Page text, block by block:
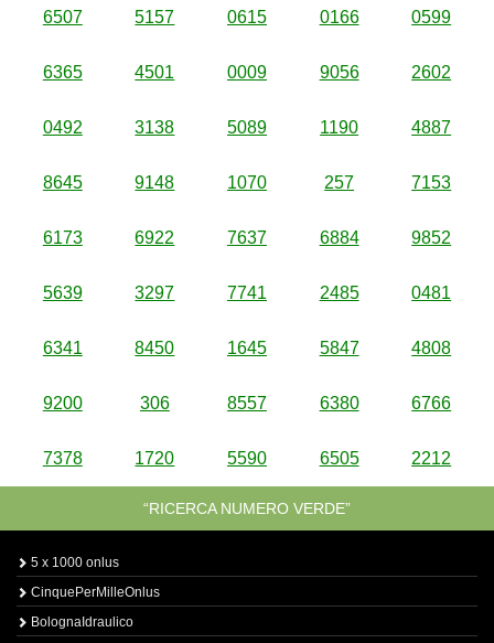
6507 5157 0615 0166 0599
6365 4501 0009 9056 2602
0492 3138 5089 1190 4887
8645 9148 1070 257 7153
6173 6922 7637 6884 9852
5639 3297 7741 2485 0481
6341 8450 1645 5847 4808
9200 306 8557 6380 6766
7378 1720 5590 6505 2212
“RICERCA NUMERO VERDE”
5 x 1000 onlus
CinquePerMilleOnlus
BolognaIdraulico